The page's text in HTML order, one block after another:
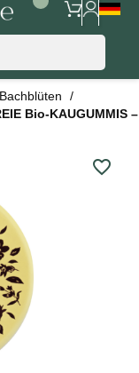
Bachblüten
Bio-KAUGUMMIS –
favorite_border